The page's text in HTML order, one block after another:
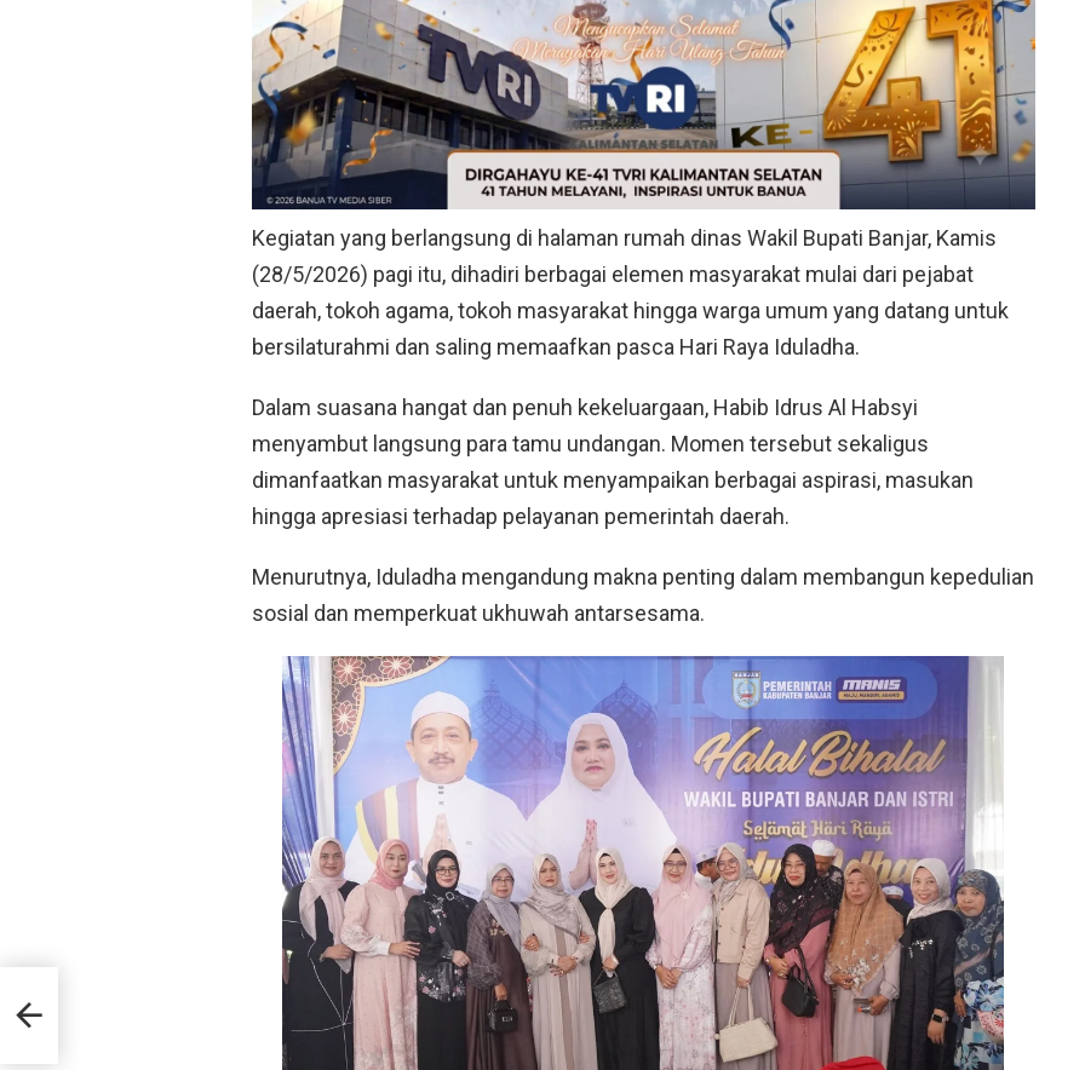
Kegiatan yang berlangsung di halaman rumah dinas Wakil Bupati Banjar, Kamis
(28/5/2026) pagi itu, dihadiri berbagai elemen masyarakat mulai dari pejabat
daerah, tokoh agama, tokoh masyarakat hingga warga umum yang datang untuk
bersilaturahmi dan saling memaafkan pasca Hari Raya Iduladha.
Dalam suasana hangat dan penuh kekeluargaan, Habib Idrus Al Habsyi
menyambut langsung para tamu undangan. Momen tersebut sekaligus
dimanfaatkan masyarakat untuk menyampaikan berbagai aspirasi, masukan
hingga apresiasi terhadap pelayanan pemerintah daerah.
Menurutnya, Iduladha mengandung makna penting dalam membangun kepedulian
sosial dan memperkuat ukhuwah antarsesama.